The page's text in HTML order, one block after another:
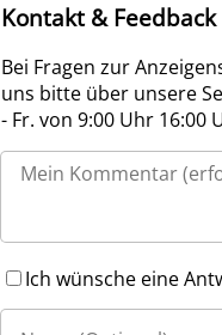
Kontakt & Feedback
Bei Fragen zur
uns bitte über unsere
- Fr. von 9:00 Uhr
Ich wünsche eine